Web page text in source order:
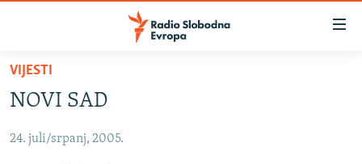
Pređite
glavni
Pređite
SRBIJA
VIJESTI
NOVI SAD
24. juli/srpanj, 2005.